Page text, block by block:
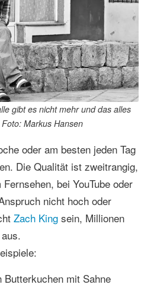
gibt es nicht mehr und das alles
Markus Hansen
oder am besten jeden Tag
Die Qualität ist zweitrangig,
bei YouTube oder
nicht hoch oder
Zach Kingsein, Millionen
Butterkuchen mit Sahne